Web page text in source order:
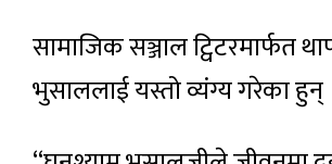
सामाजिक सञ्जाल ट्विटरमार्फत
भुसाललाई यस्तो व्यंग्य गरेका हुन्